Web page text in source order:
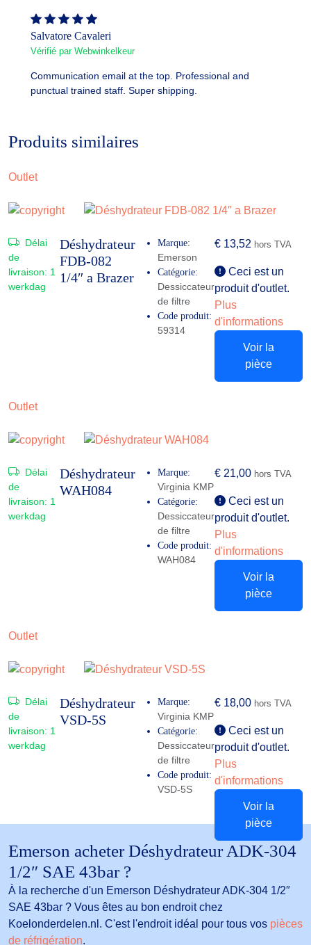
Salvatore Cavaleri
Vérifié par Webwinkelkeur
Communication email at the top. Professional and
punctual trained staff. Super shipping.
Produits similaires
Outlet
Délai
de
livraison: 1
werkdag
Déshydrateur
FDB-082
1/4″ a Brazer
Marque:
Emerson
Catégorie:
Dessiccateur
de filtre
Code produit:
59314
€ 13,52 hors TVA
Ceci est un
produit d'outlet.
Plus
d'informations
Voir la
pièce
Outlet
Délai
de
livraison: 1
werkdag
Déshydrateur
WAH084
Marque:
Virginia KMP
Catégorie:
Dessiccateur
de filtre
Code produit:
WAH084
€ 21,00 hors TVA
Ceci est un
produit d'outlet.
Plus
d'informations
Voir la
pièce
Outlet
Délai
de
livraison: 1
werkdag
Déshydrateur
VSD-5S
Marque:
Virginia KMP
Catégorie:
Dessiccateur
de filtre
Code produit:
VSD-5S
€ 18,00 hors TVA
Ceci est un
produit d'outlet.
Plus
d'informations
Voir la
pièce
Emerson acheter Déshydrateur ADK-304
1/2″ SAE 43bar ?
À la recherche d'un Emerson Déshydrateur ADK-304 1/2″
SAE 43bar ? Vous êtes au bon endroit chez
Koelonderdelen.nl. C'est l'endroit idéal pour tous vos pièces
de réfrigération.